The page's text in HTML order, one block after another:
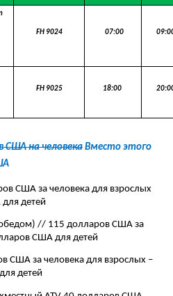
FH 9024 07:00
FH 9025 18:00 20
США на человекаВместо этого
США за человека для взрослых
детей
// 115 долларов США за
США для детей
США за человека для взрослых –
детей